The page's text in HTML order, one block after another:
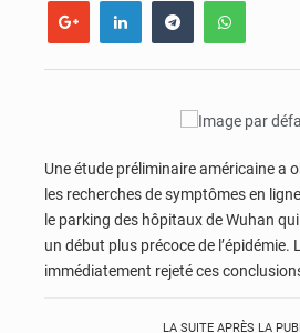
Une étude préliminaire américaine a
les recherches de symptômes en
le parking des hôpitaux de Wuhan
un début plus précoce de l’épidémie.
immédiatement rejeté ces
LA SUITE APRÈS LA